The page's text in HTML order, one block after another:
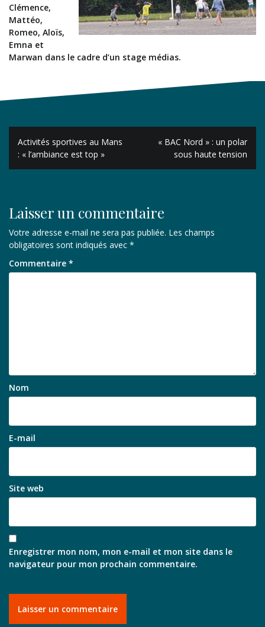
Clémence,
Mattéo,
Romeo, Aloïs,
Emna et
Marwan dans le cadre d’un stage médias.
Navigation
de
l’article
Activités sportives au Mans
: « l’ambiance est top »
« BAC Nord » : un polar
sous haute tension
Laisser un commentaire
Votre adresse e-mail ne sera pas publiée. Les champs
obligatoires sont indiqués avec *
Commentaire *
Nom
E-mail
Site web
Enregistrer mon nom, mon e-mail et mon site dans le
navigateur pour mon prochain commentaire.